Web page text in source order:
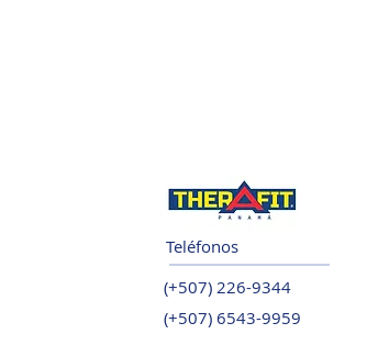
Teléfonos
(+507) 226-9344
(+507) 6543-9959